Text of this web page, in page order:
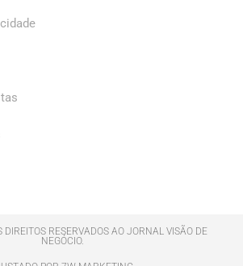
RESERVADOS AO JORNAL VISÃO DE
NEGÓCIO.